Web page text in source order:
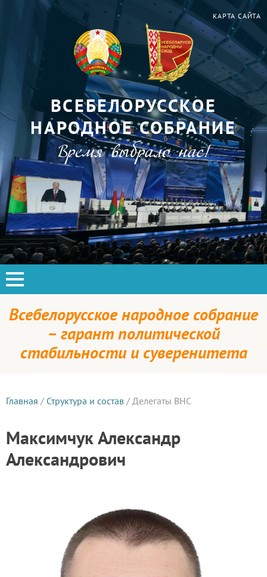
КАРТА САЙТА
ВСЕБЕЛОРУССКОЕ
НАРОДНОЕ СОБРАНИЕ
Время выбрало нас!
Всебелорусское народное собрание
– гарант политической
стабильности и суверенитета
Главная / Структура и состав / Делегаты ВНС
Максимчук Александр
Александрович